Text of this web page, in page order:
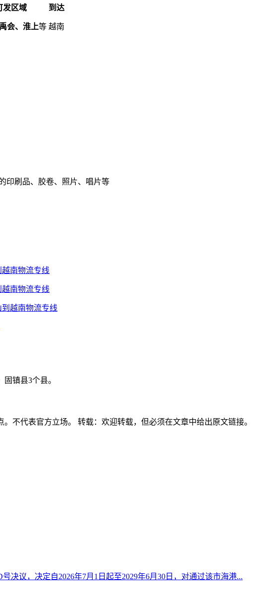
发区域 到达
会、淮上等 越南
印刷品、胶卷、照片、唱片等
越南物流专线
越南物流专线
到越南物流专线
镇县3个县。
不代表官方立场。 转载：欢迎转载，但必须在文章中给出原文链接。
决议，决定自2026年7月1日起至2029年6月30日，对通过该市海港...